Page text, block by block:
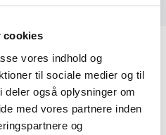
cookies
vores indhold og
til sociale medier og til
også oplysninger om
med vores partnere inden
og